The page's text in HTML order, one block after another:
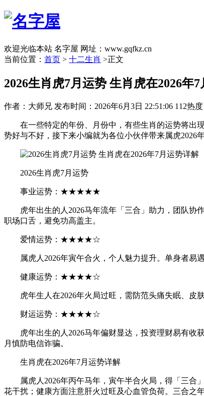
欢迎光临本站 名字屋 网址：www.gqfkz.cn
当前位置： 首页 > 十二生肖 >正文
2026生肖虎7月运势 生肖虎在2026年
作者：大师兄 发布时间：2026年6月3日 22:51:06 112热度
在一些特定的年份、月份中，有些生肖的运势将出现
势好与不好，接下来小编就为各位小伙伴带来属虎2026
2026生肖虎7月运势
事业运势：★★★★★
虎年出生的人2026马年流年「三合」助力，团队协作
职场口舌，避免功高盖主。
爱情运势：★★★★☆
属虎人2026年寅午合火，个人魅力提升。单身者易遇
健康运势：★★★★☆
虎年生人在2026年火局过旺，需防范头痛失眠、皮肤
财运运势：★★★★☆
虎年出生的人2026马年偏财显达，投资理财易有收获
月慎防电信诈骗。
生肖虎在2026年7月运势详解
属虎人2026年丙午马年，寅午半合火局，得「三合」
花干扰；健康方面注意肝火过旺及心血管负荷。三合之